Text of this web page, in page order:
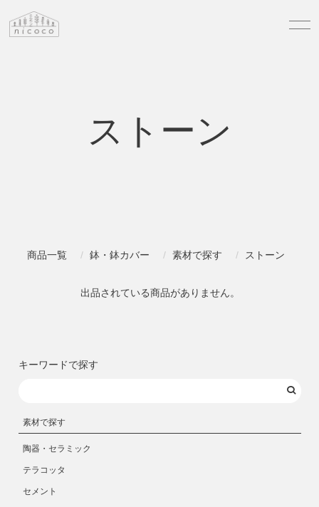
ストーン
商品一覧 鉢・鉢カバー 素材で探す ストーン
出品されている商品がありません。
キーワードで探す
素材で探す
陶器・セラミック
テラコッタ
セメント